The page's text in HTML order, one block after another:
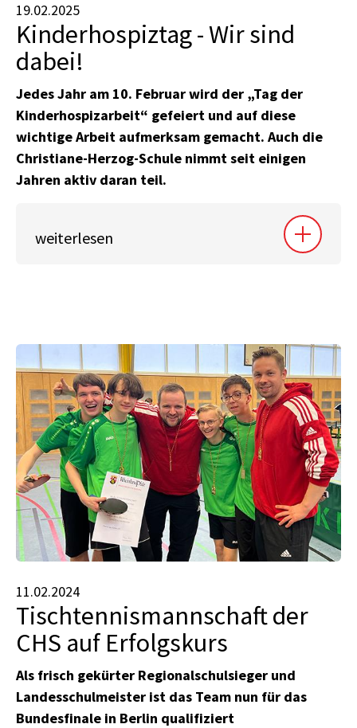
19.02.2025
Kinderhospiztag - Wir sind
dabei!
Jedes Jahr am 10. Februar wird der „Tag der
Kinderhospizarbeit“ gefeiert und auf diese
wichtige Arbeit aufmerksam gemacht. Auch die
Christiane-Herzog-Schule nimmt seit einigen
Jahren aktiv daran teil.
weiterlesen
11.02.2024
Tischtennismannschaft der
CHS auf Erfolgskurs
Als frisch gekürter Regionalschulsieger und
Landesschulmeister ist das Team nun für das
Bundesfinale in Berlin qualifiziert